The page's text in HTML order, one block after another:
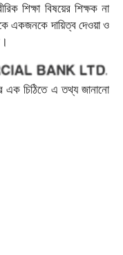
শিক্ষা বিষয়ের শিক্ষক না
একজনকে দায়িত্ব দেওয়া ও
এক চিঠিতে এ তথ্য জানানো